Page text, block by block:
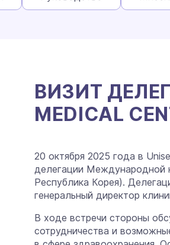
ВИЗИТ
MEDICAL
20 октября 2025 года в
делегации Международной
Республика Корея).
генеральный директор
В ходе встречи стороны
сотрудничества и